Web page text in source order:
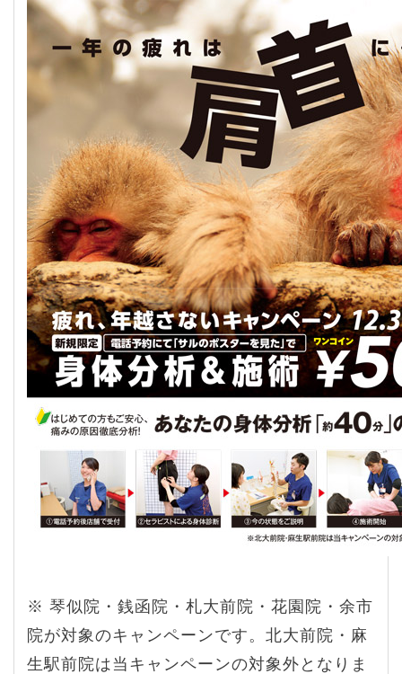
※ 琴似院・銭函院・札大前院・花園院・余市
院が対象のキャンペーンです。北大前院・麻
生駅前院は当キャンペーンの対象外となりま